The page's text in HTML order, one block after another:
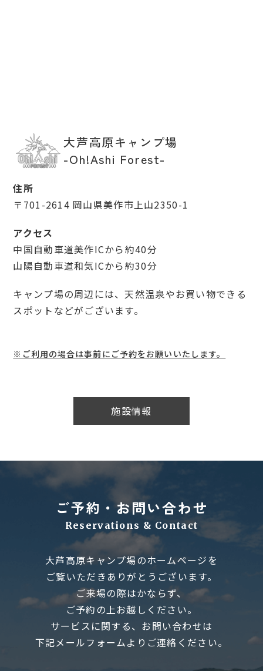
大芦高原キャンプ場
-Oh!Ashi Forest-
住所
〒701-2614 岡山県美作市上山2350-1
アクセス
中国自動車道美作ICから約40分
山陽自動車道和気ICから約30分
キャンプ場の周辺には、天然温泉やお買い物できる
スポットなどがございます。
※ご利用の場合は事前にご予約をお願いいたします。
施設情報
ご予約・お問い合わせ
Reservations & Contact
大芦高原キャンプ場のホームページを
ご覧いただきありがとうございます。
ご来場の際はかならず、
ご予約の上お越しください。
サービスに関する、お問い合わせは
下記メールフォームよりご連絡ください。